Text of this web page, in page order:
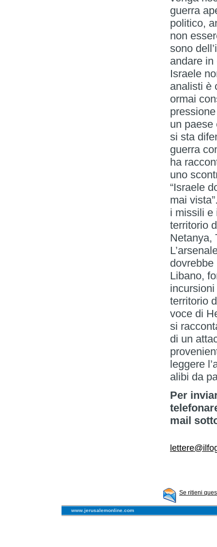
guerra
politico,
non
sono
andare
Israele
analisti è
ormai
un paese
si sta
guerra
ha
uno
“Israele
mai
i missili e
territorio
Netanya,
Libano,
territorio
voce di
si
di un
leggere
alibi da
Per
mail
Se ritieni
www.jerusalemonline.com